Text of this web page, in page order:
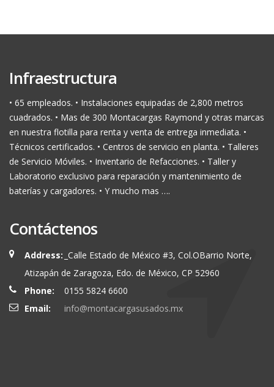
Infraestructura
• 65 empleados. • Instalaciones equipadas de 2,800 metros
cuadrados. • Mas de 300 Montacargas Raymond y otras marcas
en nuestra flotilla para renta y venta de entrega inmediata. •
Técnicos certificados. • Centros de servicio en planta. • Talleres
de Servicio Móviles. • Inventario de Refacciones. • Taller y
Laboratorio exclusivo para reparación y mantenimiento de
baterías y cargadores. • Y mucho mas ….
Contáctenos
Address: _Calle Estado de México #3, Col.OBarrio Norte,
Atizapán de Zaragoza, Edo. de México, CP 52960
Phone:
0155 5824 6600
Email:
info@montacargasusados.mx